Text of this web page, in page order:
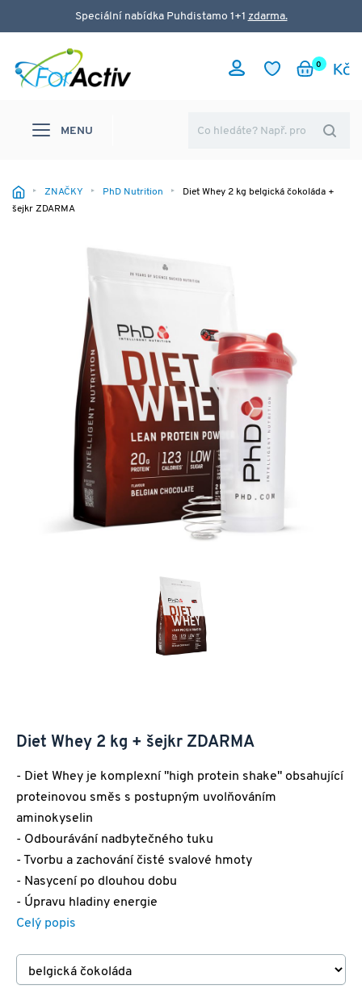
Speciální nabídka Puhdistamo 1+1 zdarma.
0
MENU
ZNAČKY PhD Nutrition
Diet Whey 2 kg belgická čokoláda +
šejkr ZDARMA
Diet Whey 2 kg + šejkr ZDARMA
- Diet Whey je komplexní "high protein shake" obsahující
proteinovou směs s postupným uvolňováním
aminokyselin
- Odbourávání nadbytečného tuku
- Tvorbu a zachování čisté svalové hmoty
- Nasycení po dlouhou dobu
- Úpravu hladiny energie
Celý popis